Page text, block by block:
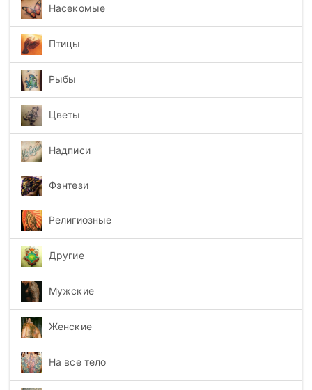
Насекомые
Птицы
Рыбы
Цветы
Надписи
Фэнтези
Религиозные
Другие
Мужские
Женские
На все тело